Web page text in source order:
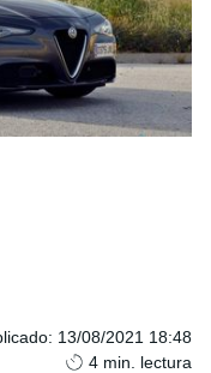
: 13/08/2021 18:48
4 min. lectura